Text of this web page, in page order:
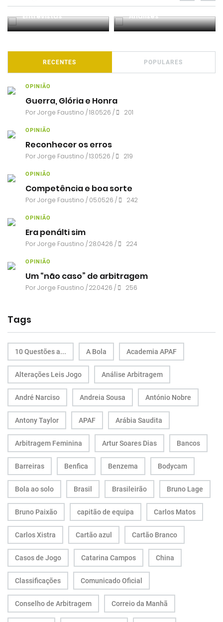
Entrevistas Análises
RECENTES POPULARES
OPINIÃO
Guerra, Glória e Honra
PorJorge Faustino / 18.05.26 / 201
OPINIÃO
Reconhecer os erros
PorJorge Faustino / 13.05.26 / 219
OPINIÃO
Competência e boa sorte
PorJorge Faustino / 05.05.26 / 242
OPINIÃO
Era penálti sim
PorJorge Faustino / 28.04.26 / 224
OPINIÃO
Um “não caso” de arbitragem
PorJorge Faustino / 22.04.26 / 256
Tags
10 Questões a... A Bola Academia APAF
Alterações Leis Jogo Análise Arbitragem
André Narciso Andreia Sousa António Nobre
Antony Taylor APAF Arábia Saudita
Arbitragem Feminina Artur Soares Dias Bancos
Barreiras Benfica Benzema Bodycam
Bola ao solo Brasil Brasileirão Bruno Lage
Bruno Paixão capitão de equipa Carlos Matos
Carlos Xistra Cartão azul Cartão Branco
Casos de Jogo Catarina Campos China
Classificações Comunicado Oficial
Conselho de Arbitragem Correio da Manhã